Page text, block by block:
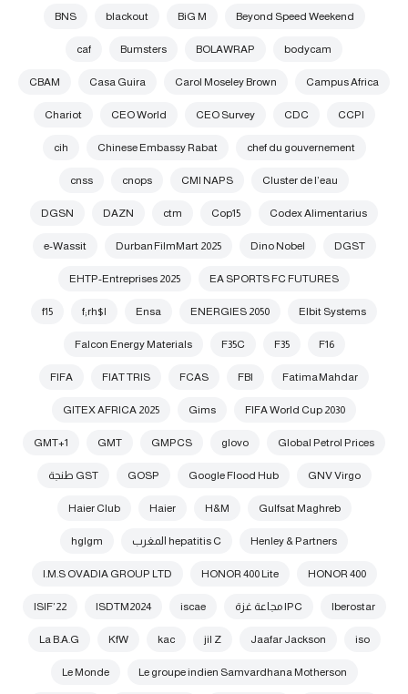
Beyond Speed Weekend
BiG M
blackout
BNS
bodycam
BOLAWRAP
Bumsters
caf
Campus Africa
Carol Moseley Brown
Casa Guira
CBAM
CCPI
CDC
CEO Survey
CEO World
Chariot
chef du gouvernement
Chinese Embassy Rabat
cih
Cluster de l’eau
CMI NAPS
cnops
cnss
Codex Alimentarius
Cop15
ctm
DAZN
DGSN
DGST
Dino Nobel
Durban FilmMart 2025
e-Wassit
EA SPORTS FC FUTURES
EHTP-Entreprises 2025
Elbit Systems
ENERGIES 2050
Ensa
f;rh$l
f15
F16
F35
F35C
Falcon Energy Materials
Fatima Mahdar
FBI
FCAS
FIAT TRIS
FIFA
FIFA World Cup 2030
Gims
GITEX AFRICA 2025
Global Petrol Prices
glovo
GMPCS
GMT
GMT+1
GNV Virgo
Google Flood Hub
GOSP GST طنجة
Gulfsat Maghreb
H&M
Haier
Haier Club
Henley & Partners hepatitis C المغرب hglgm
HONOR 400
HONOR 400 Lite
I.M.S OVADIA GROUP LTD
Iberostar IPC مجاعة غزة iscae
ISDTM2024
ISIF’22
iso
Jaafar Jackson
jil Z
kac
KfW
La B.A.G
Le groupe indien Samvardhana Motherson
Le Monde